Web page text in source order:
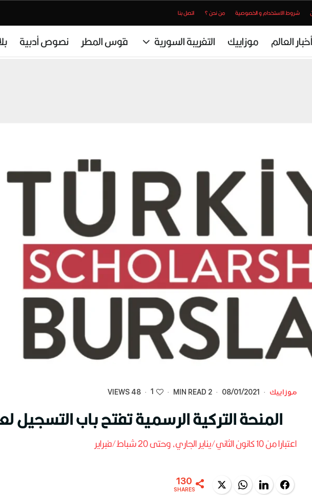
شروط الاستخدام و الخصوصية من نحن ؟ اتصل بنا
أخبار العالم موزاييك التغريبة السورية قوس المطر نصوص أدبية
موزاييك ·
08/01/2021
·
2 MIN READ
·
1
·
48 VIEWS
المنحة التركية الرسمية تفتح باب التسجيل لعام
اعتبارا من 10 كانون الثاني/يناير الجاري، وحتى 20 شباط/فبراير
Facebook
LinkedIn
WhatsApp
Twitter
130
SHARES